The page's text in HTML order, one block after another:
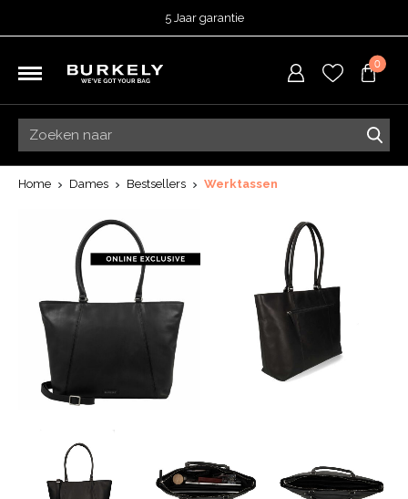
5 Jaar garantie
Besteld voor 15:00 = vandaag verzonden.
0
Home Dames Bestsellers Werktassen